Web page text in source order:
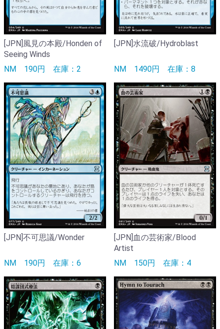
[JPN]風見の本殿/Honden of
Seeing Winds
NM 190円 在庫：2
[JPN]水流破/Hydroblast
NM 1490円 在庫：8
[JPN]不可思議/Wonder
NM 190円 在庫：6
[JPN]血の芸術家/Blood
Artist
NM 150円 在庫：4